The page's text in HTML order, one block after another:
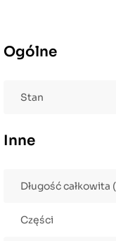
Ogólne
Stan
Inne
Długość całkowita
Części